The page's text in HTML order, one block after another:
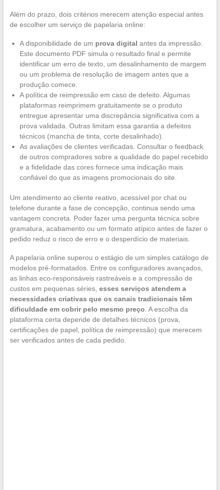
Além do prazo, dois critérios merecem atenção especial antes
de escolher um serviço de papelaria online:
A disponibilidade de um prova digital antes da impressão.
Este documento PDF simula o resultado final e permite
identificar um erro de texto, um desalinhamento de margem
ou um problema de resolução de imagem antes que a
produção comece.
A política de reimpressão em caso de defeito. Algumas
plataformas reimprimem gratuitamente se o produto
entregue apresentar uma discrepância significativa com a
prova validada. Outras limitam essa garantia a defeitos
técnicos (mancha de tinta, corte desalinhado).
As avaliações de clientes verificadas. Consultar o feedback
de outros compradores sobre a qualidade do papel recebido
e a fidelidade das cores fornece uma indicação mais
confiável do que as imagens promocionais do site.
Um atendimento ao cliente reativo, acessível por chat ou
telefone durante a fase de concepção, continua sendo uma
vantagem concreta. Poder fazer uma pergunta técnica sobre
gramatura, acabamento ou um formato atípico antes de fazer o
pedido reduz o risco de erro e o desperdício de materiais.
A papelaria online superou o estágio de um simples catálogo de
modelos pré-formatados. Entre os configuradores avançados,
as linhas eco-responsáveis rastreáveis e a compressão de
custos em pequenas séries, esses serviços atendem a
necessidades criativas que os canais tradicionais têm
dificuldade em cobrir pelo mesmo preço . A escolha da
plataforma certa depende de detalhes técnicos (prova,
certificações de papel, política de reimpressão) que merecem
ser verificados antes de cada pedido.